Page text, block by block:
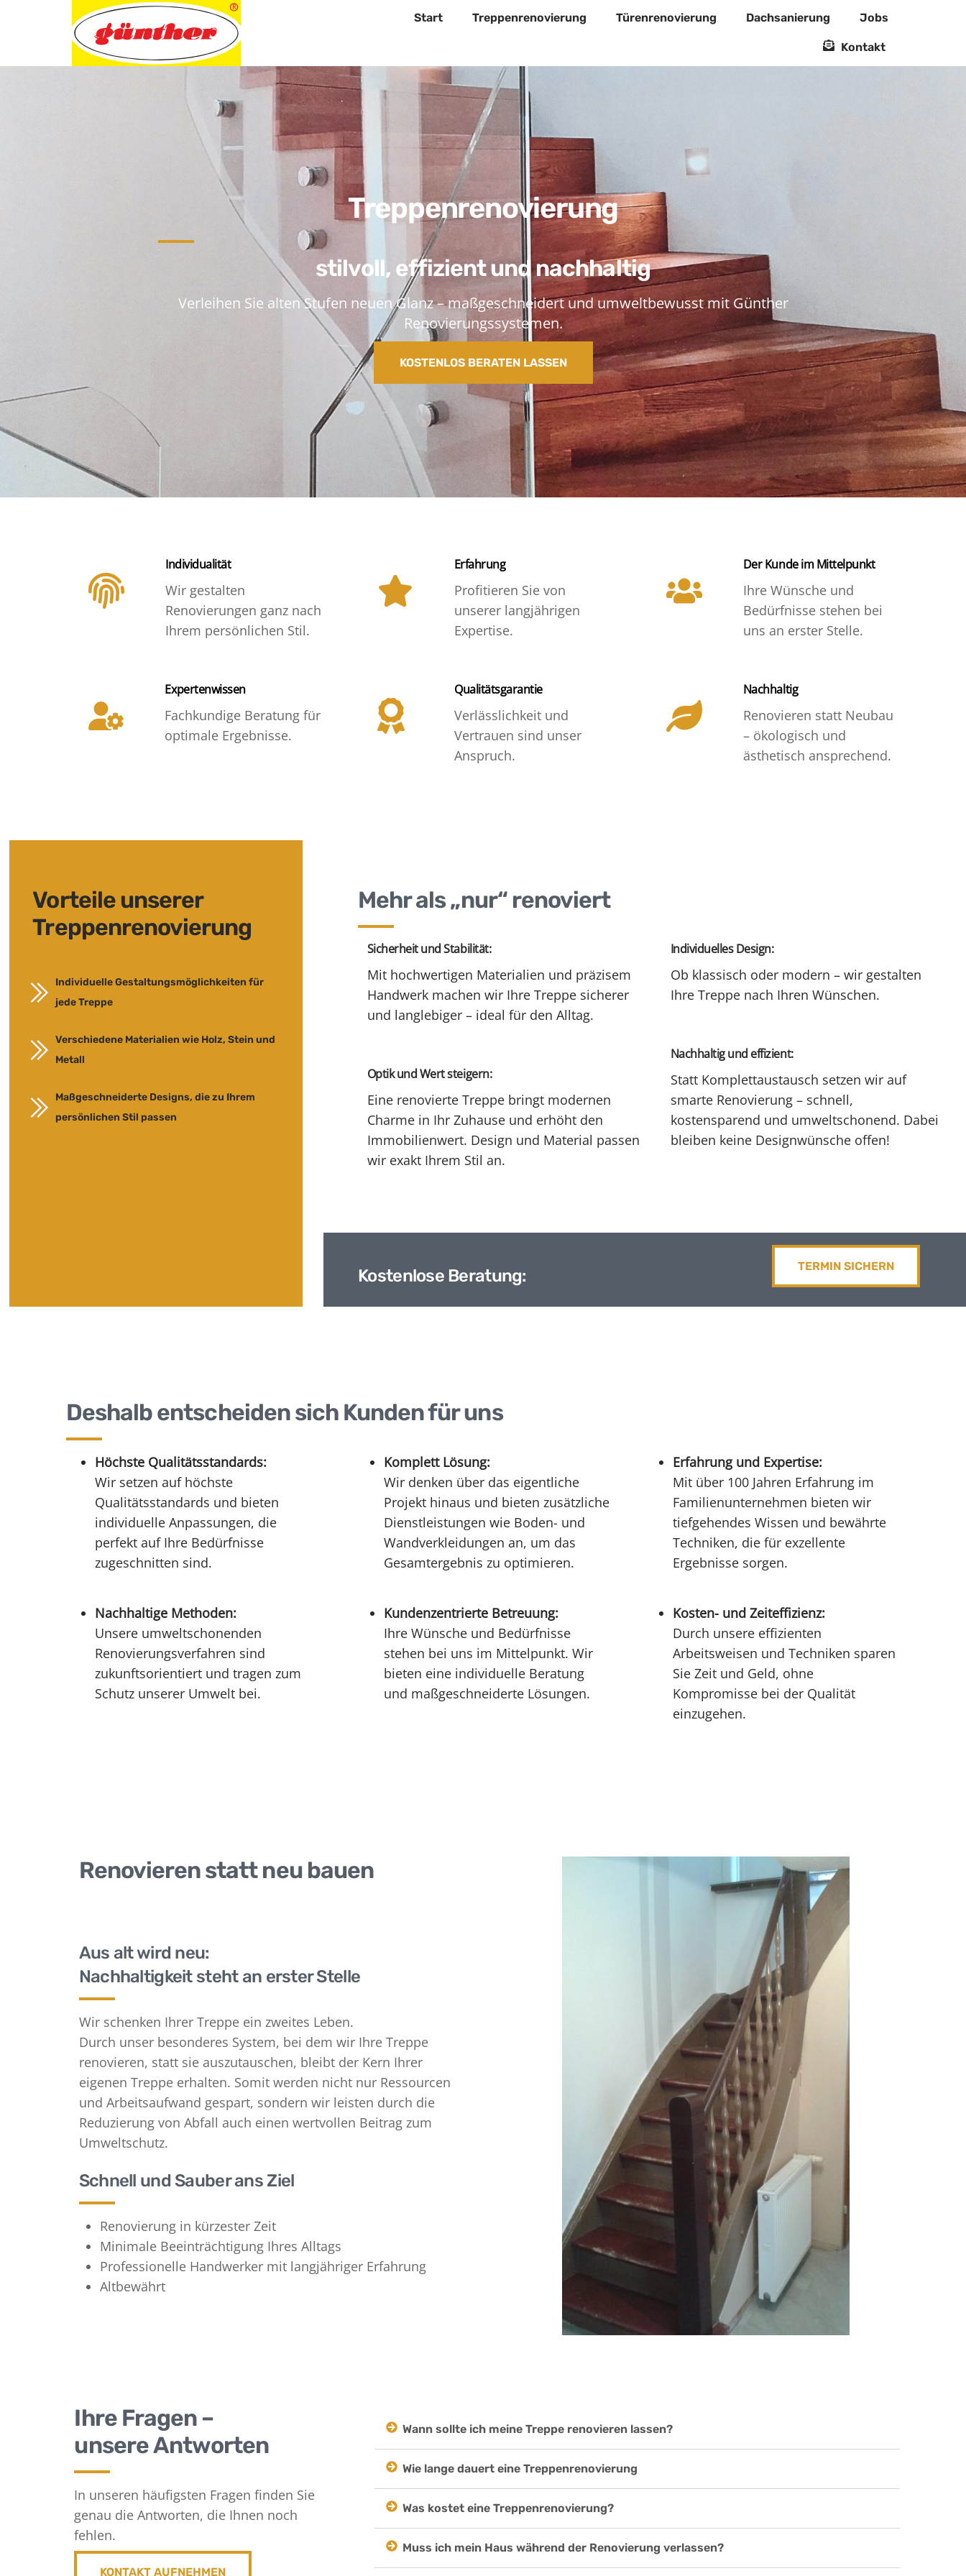
Start Treppenrenovierung Türenrenovierung Dachsanierung Jobs
Kontakt
Treppenrenovierung
stilvoll, effizient und nachhaltig
Verleihen Sie alten Stufen neuen Glanz – maßgeschneidert und umweltbewusst mit Günther
Renovierungssystemen.
KOSTENLOS BERATEN LASSEN
Individualität
Wir gestalten
Renovierungen ganz nach
Ihrem persönlichen Stil.
Erfahrung
Profitieren Sie von
unserer langjährigen
Expertise.
Der Kunde im Mittelpunkt
Ihre Wünsche und
Bedürfnisse stehen bei
uns an erster Stelle.
Expertenwissen
Fachkundige Beratung für
optimale Ergebnisse.
Qualitätsgarantie
Verlässlichkeit und
Vertrauen sind unser
Anspruch.
Nachhaltig
Renovieren statt Neubau
– ökologisch und
ästhetisch ansprechend.
Vorteile unserer
Treppenrenovierung
Individuelle Gestaltungsmöglichkeiten für
jede Treppe
Verschiedene Materialien wie Holz, Stein und
Metall
Maßgeschneiderte Designs, die zu Ihrem
persönlichen Stil passen
Mehr als „nur“ renoviert
Sicherheit und Stabilität:
Mit hochwertigen Materialien und präzisem
Handwerk machen wir Ihre Treppe sicherer
und langlebiger – ideal für den Alltag.
Optik und Wert steigern:
Eine renovierte Treppe bringt modernen
Charme in Ihr Zuhause und erhöht den
Immobilienwert. Design und Material passen
wir exakt Ihrem Stil an.
Individuelles Design:
Ob klassisch oder modern – wir gestalten
Ihre Treppe nach Ihren Wünschen.
Nachhaltig und effizient:
Statt Komplettaustausch setzen wir auf
smarte Renovierung – schnell,
kostensparend und umweltschonend. Dabei
bleiben keine Designwünsche offen!
Kostenlose Beratung: TERMIN SICHERN
Deshalb entscheiden sich Kunden für uns
Höchste Qualitätsstandards:
Wir setzen auf höchste
Qualitätsstandards und bieten
individuelle Anpassungen, die
perfekt auf Ihre Bedürfnisse
zugeschnitten sind.
Komplett Lösung:
Wir denken über das eigentliche
Projekt hinaus und bieten zusätzliche
Dienstleistungen wie Boden- und
Wandverkleidungen an, um das
Gesamtergebnis zu optimieren.
Erfahrung und Expertise:
Mit über 100 Jahren Erfahrung im
Familienunternehmen bieten wir
tiefgehendes Wissen und bewährte
Techniken, die für exzellente
Ergebnisse sorgen.
Nachhaltige Methoden:
Unsere umweltschonenden
Renovierungsverfahren sind
zukunftsorientiert und tragen zum
Schutz unserer Umwelt bei.
Kundenzentrierte Betreuung:
Ihre Wünsche und Bedürfnisse
stehen bei uns im Mittelpunkt. Wir
bieten eine individuelle Beratung
und maßgeschneiderte Lösungen.
Kosten- und Zeiteffizienz:
Durch unsere effizienten
Arbeitsweisen und Techniken sparen
Sie Zeit und Geld, ohne
Kompromisse bei der Qualität
einzugehen.
Renovieren statt neu bauen
Aus alt wird neu:
Nachhaltigkeit steht an erster Stelle
Wir schenken Ihrer Treppe ein zweites Leben.
Durch unser besonderes System, bei dem wir Ihre Treppe
renovieren, statt sie auszutauschen, bleibt der Kern Ihrer
eigenen Treppe erhalten. Somit werden nicht nur Ressourcen
und Arbeitsaufwand gespart, sondern wir leisten durch die
Reduzierung von Abfall auch einen wertvollen Beitrag zum
Umweltschutz.
Schnell und Sauber ans Ziel
Renovierung in kürzester Zeit
Minimale Beeinträchtigung Ihres Alltags
Professionelle Handwerker mit langjähriger Erfahrung
Altbewährt
Ihre Fragen –
unsere Antworten
In unseren häufigsten Fragen finden Sie
genau die Antworten, die Ihnen noch
fehlen.
KONTAKT AUFNEHMEN
Wann sollte ich meine Treppe renovieren lassen?
Wie lange dauert eine Treppenrenovierung
Was kostet eine Treppenrenovierung?
Muss ich mein Haus während der Renovierung verlassen?